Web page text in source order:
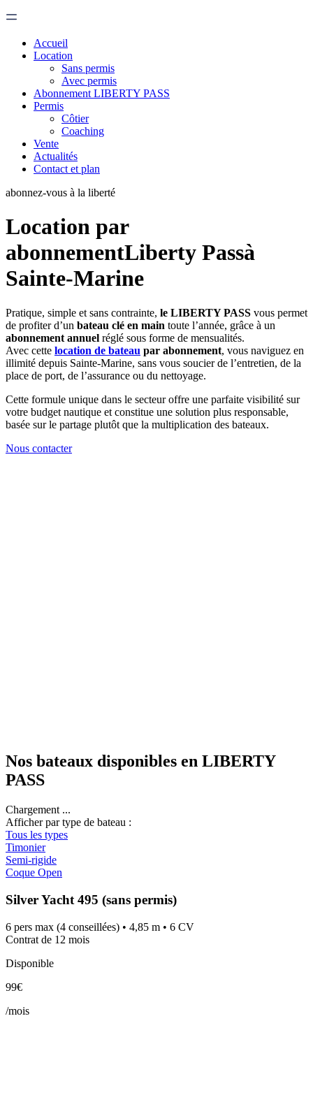
Accueil
Location
Sans permis
Avec permis
Abonnement LIBERTY PASS
Permis
Côtier
Coaching
Vente
Actualités
Contact et plan
abonnez-vous à la liberté
Location par
abonnementLiberty Passà
Sainte-Marine
Pratique, simple et sans contrainte, le LIBERTY PASS vous permet
de profiter d’un bateau clé en main toute l’année, grâce à un
abonnement annuel réglé sous forme de mensualités.
Avec cette location de bateau par abonnement, vous naviguez en
illimité depuis Sainte-Marine, sans vous soucier de l’entretien, de la
place de port, de l’assurance ou du nettoyage.
Cette formule unique dans le secteur offre une parfaite visibilité sur
votre budget nautique et constitue une solution plus responsable,
basée sur le partage plutôt que la multiplication des bateaux.
Nous contacter
Nos bateaux disponibles en LIBERTY
PASS
Chargement ...
Afficher par type de bateau :
Tous les types
Timonier
Semi-rigide
Coque Open
Silver Yacht 495 (sans permis)
6 pers max (4 conseillées) • 4,85 m • 6 CV
Contrat de 12 mois
Disponible
99€
/mois